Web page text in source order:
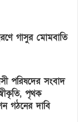
গাসুর মোমবাতি
পরিষদের সংবাদ
পৃথক
গঠনের দাবি